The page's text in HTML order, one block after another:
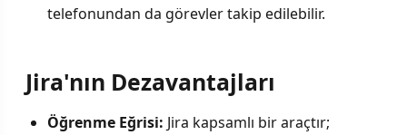
telefonundan da görevler takip edilebilir.
Jira'nın Dezavantajları
Öğrenme Eğrisi: Jira kapsamlı bir araçtır;